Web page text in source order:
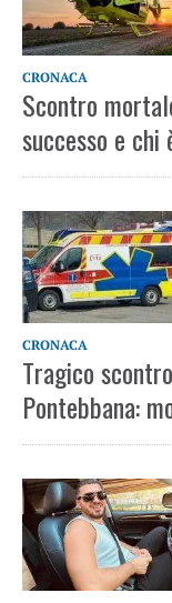
CRONACA
Scontro
successo e
CRONACA
Tragico
Pontebbana: